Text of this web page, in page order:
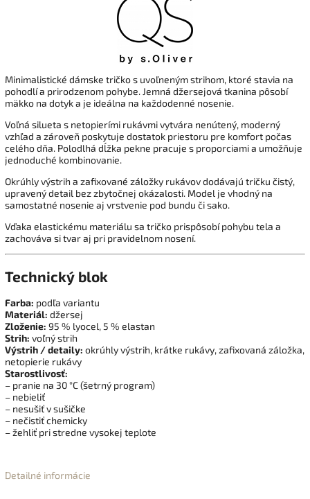
Minimalistické dámske tričko s uvoľneným strihom, ktoré stavia na
pohodlí a prirodzenom pohybe. Jemná džersejová tkanina pôsobí
mäkko na dotyk a je ideálna na každodenné nosenie.
Voľná silueta s netopierími rukávmi vytvára nenútený, moderný
vzhľad a zároveň poskytuje dostatok priestoru pre komfort počas
celého dňa. Polodlhá dĺžka pekne pracuje s proporciami a umožňuje
jednoduché kombinovanie.
Okrúhly výstrih a zafixované záložky rukávov dodávajú tričku čistý,
upravený detail bez zbytočnej okázalosti. Model je vhodný na
samostatné nosenie aj vrstvenie pod bundu či sako.
Vďaka elastickému materiálu sa tričko prispôsobí pohybu tela a
zachováva si tvar aj pri pravidelnom nosení.
Technický blok
Farba: podľa variantu
Materiál: džersej
Zloženie: 95 % lyocel, 5 % elastan
Strih: voľný strih
Výstrih / detaily: okrúhly výstrih, krátke rukávy, zafixovaná záložka,
netopierie rukávy
Starostlivosť:
– pranie na 30 °C (šetrný program)
– nebieliť
– nesušiť v sušičke
– nečistiť chemicky
– žehliť pri stredne vysokej teplote
Detailné informácie